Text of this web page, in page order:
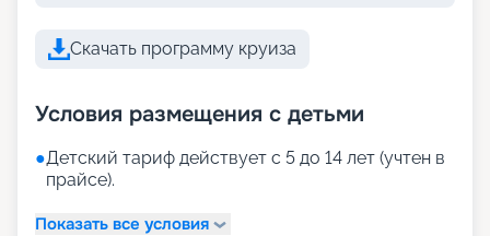
Скачать программу круиза
Условия размещения с детьми
●Детский тариф действует с 5 до 14 лет (учтен в
прайсе).
Показать все условия